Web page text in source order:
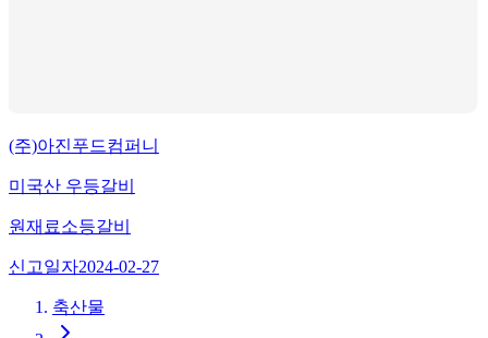
(주)아진푸드컴퍼니
미국산 우등갈비
원재료소등갈비
신고일자2024-02-27
축산물